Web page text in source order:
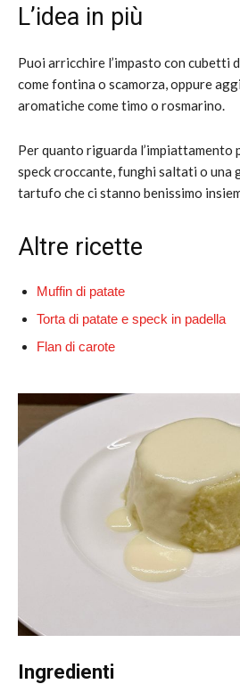
L’idea in più
Puoi arricchire l’impasto con cubetti
come fontina o scamorza, oppure
aromatiche come timo o rosmarino.
Per quanto riguarda l’impiattamento
speck croccante, funghi saltati o
tartufo che ci stanno benissimo
Altre ricette
Muffin di patate
Torta di patate e speck in padella
Flan di carote
Ingredienti